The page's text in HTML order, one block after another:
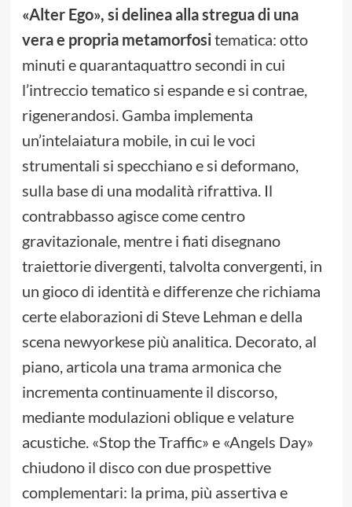
«Alter Ego», si delinea alla stregua di una
vera e propria metamorfositematica: otto
minuti e quarantaquattro secondi in cui
l’intreccio tematico si espande e si contrae,
rigenerandosi. Gamba implementa
un’intelaiatura mobile, in cui le voci
strumentali si specchiano e si deformano,
sulla base di una modalità rifrattiva. Il
contrabbasso agisce come centro
gravitazionale, mentre i fiati disegnano
traiettorie divergenti, talvolta convergenti, in
un gioco di identità e differenze che richiama
certe elaborazioni di Steve Lehman e della
scena newyorkese più analitica. Decorato, al
piano, articola una trama armonica che
incrementa continuamente il discorso,
mediante modulazioni oblique e velature
acustiche. «Stop the Traffic» e «Angels Day»
chiudono il disco con due prospettive
complementari: la prima, più assertiva e